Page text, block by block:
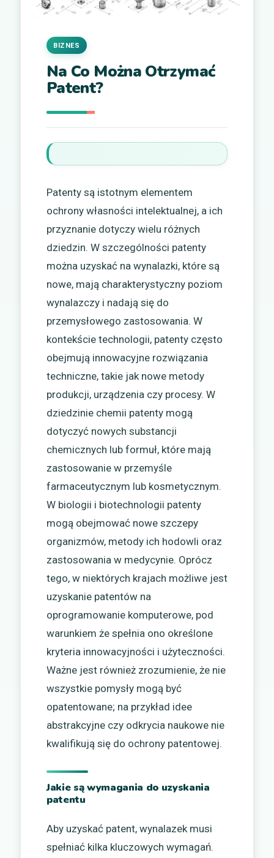
Na Co Można Otrzymać
Patent?
BIZNES
Patenty są istotnym elementem
ochrony własności intelektualnej, a ich
przyznanie dotyczy wielu różnych
dziedzin. W szczególności patenty
można uzyskać na wynalazki, które są
nowe, mają charakterystyczny poziom
wynalazczy i nadają się do
przemysłowego zastosowania. W
kontekście technologii, patenty często
obejmują innowacyjne rozwiązania
techniczne, takie jak nowe metody
produkcji, urządzenia czy procesy. W
dziedzinie chemii patenty mogą
dotyczyć nowych substancji
chemicznych lub formuł, które mają
zastosowanie w przemyśle
farmaceutycznym lub kosmetycznym.
W biologii i biotechnologii patenty
mogą obejmować nowe szczepy
organizmów, metody ich hodowli oraz
zastosowania w medycynie. Oprócz
tego, w niektórych krajach możliwe jest
uzyskanie patentów na
oprogramowanie komputerowe, pod
warunkiem że spełnia ono określone
kryteria innowacyjności i użyteczności.
Ważne jest również zrozumienie, że nie
wszystkie pomysły mogą być
opatentowane; na przykład idee
abstrakcyjne czy odkrycia naukowe nie
kwalifikują się do ochrony patentowej.
Jakie są wymagania do uzyskania
patentu
Aby uzyskać patent, wynalazek musi
spełniać kilka kluczowych wymagań.